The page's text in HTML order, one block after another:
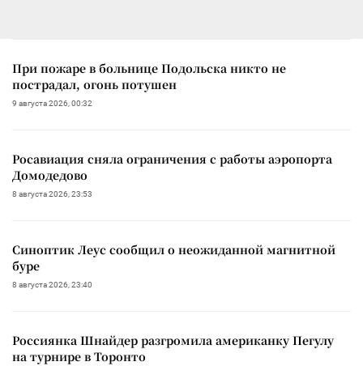
При пожаре в больнице Подольска никто не
пострадал, огонь потушен
9 августа 2026, 00:32
Росавиация сняла ограничения с работы аэропорта
Домодедово
8 августа 2026, 23:53
Синоптик Леус сообщил о неожиданной магнитной
буре
8 августа 2026, 23:40
Россиянка Шнайдер разгромила американку Пегулу
на турнире в Торонто